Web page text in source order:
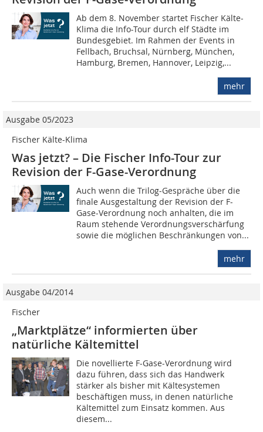
Ab dem 8. November startet Fischer Kälte-
Klima die Info-Tour durch elf Städte im
Bundesgebiet. Im Rahmen der Events in
Fellbach, Bruchsal, Nürnberg, München,
Hamburg, Bremen, Hannover, Leipzig,...
mehr
Ausgabe 05/2023
Fischer Kälte-Klima
Was jetzt? – Die Fischer Info-Tour zur
Revision der F-Gase-Verordnung
Auch wenn die Trilog-Gespräche über die
finale Ausgestaltung der Revision der F-
Gase-Verordnung noch anhalten, die im
Raum stehende Verordnungsverschärfung
sowie die möglichen Beschränkungen von...
mehr
Ausgabe 04/2014
Fischer
„Marktplätze“ informierten über
natürliche Kältemittel
Die novellierte F-Gase-Verordnung wird
dazu führen, dass sich das Handwerk
stärker als bisher mit Kältesystemen
beschäftigen muss, in denen natürliche
Kältemittel zum Einsatz kommen. Aus
diesem...